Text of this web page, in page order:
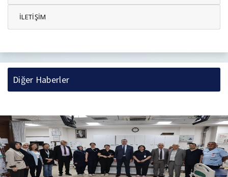
İLETİŞİM
Diğer Haberler